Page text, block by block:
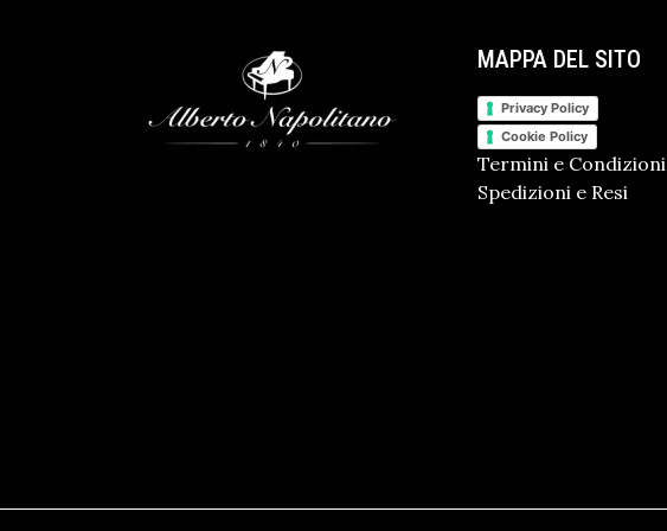
MAPPA DEL SITO
Privacy Policy
Cookie Policy
Termini e Condizioni
Spedizioni e Resi